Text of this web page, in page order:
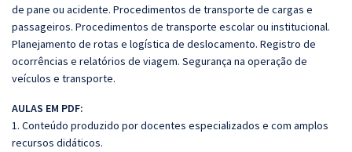
de pane ou acidente. Procedimentos de transporte de cargas e
passageiros. Procedimentos de transporte escolar ou institucional.
Planejamento de rotas e logística de deslocamento. Registro de
ocorrências e relatórios de viagem. Segurança na operação de
veículos e transporte.
AULAS EM PDF:
1. Conteúdo produzido por docentes especializados e com amplos
recursos didáticos.